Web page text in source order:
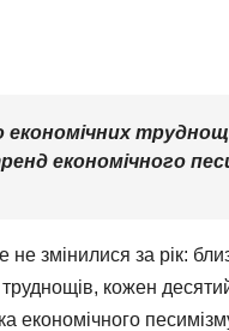
економічних
економічного
змінилися за рік:
кожен
економічного